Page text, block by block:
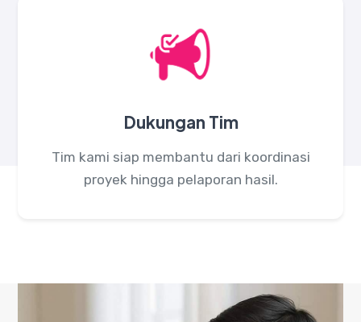
Dukungan Tim
Tim kami siap membantu dari koordinasi
proyek hingga pelaporan hasil.